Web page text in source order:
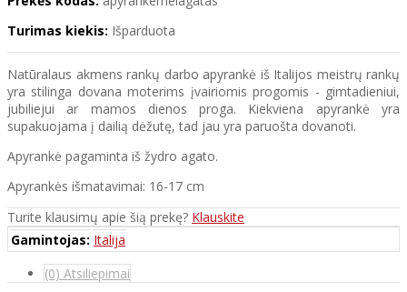
Turimas kiekis: Išparduota
Natūralaus akmens rankų darbo apyrankė iš Italijos meistrų rankų
yra stilinga dovana moterims įvairiomis progomis - gimtadieniui,
jubiliejui ar mamos dienos proga. Kiekviena apyrankė yra
supakuojama į dailią dėžutę, tad jau yra paruošta dovanoti.
Apyrankė pagaminta iš žydro agato.
Apyrankės išmatavimai: 16-17 cm
Turite klausimų apie šią prekę? Klauskite
Gamintojas: Italija
(0) Atsiliepimai